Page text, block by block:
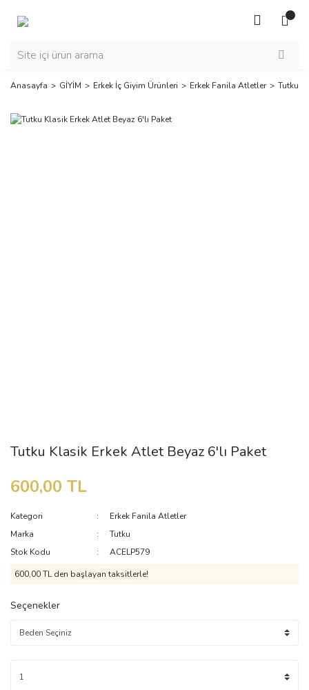
Anasayfa GİYİM Erkek İç Giyim Ürünleri Erkek Fanila Atletler Tutku
Tutku Klasik Erkek Atlet Beyaz 6'lı Paket
600,00 TL
Kategori
Erkek Fanila Atletler
Marka
Tutku
Stok Kodu
ACELP579
600,00 TL den başlayan taksitlerle!
Seçenekler